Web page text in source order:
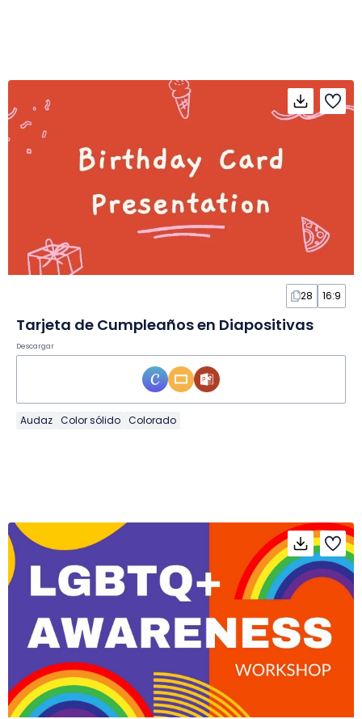
28 16:9
Tarjeta de Cumpleaños en Diapositivas
Descargar
Audaz Color sólido Colorado